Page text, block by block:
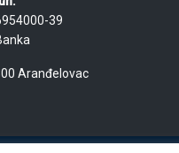
39
Aranđelovac